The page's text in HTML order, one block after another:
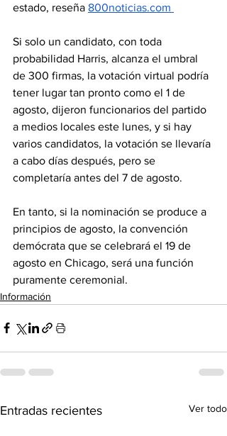
estado, reseña 800noticias.com
Si solo un candidato, con toda
probabilidad Harris, alcanza el umbral
de 300 firmas, la votación virtual podría
tener lugar tan pronto como el 1 de
agosto, dijeron funcionarios del partido
a medios locales este lunes, y si hay
varios candidatos, la votación se llevaría
a cabo días después, pero se
completaría antes del 7 de agosto.
En tanto, si la nominación se produce a
principios de agosto, la convención
demócrata que se celebrará el 19 de
agosto en Chicago, será una función
puramente ceremonial.
Información
Entradas recientes Ver todo